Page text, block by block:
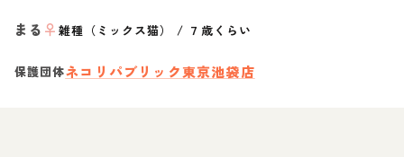
まる ♀ 雑種（ミックス猫） / ７歳くらい
保護団体ネコリパブリック東京池袋店